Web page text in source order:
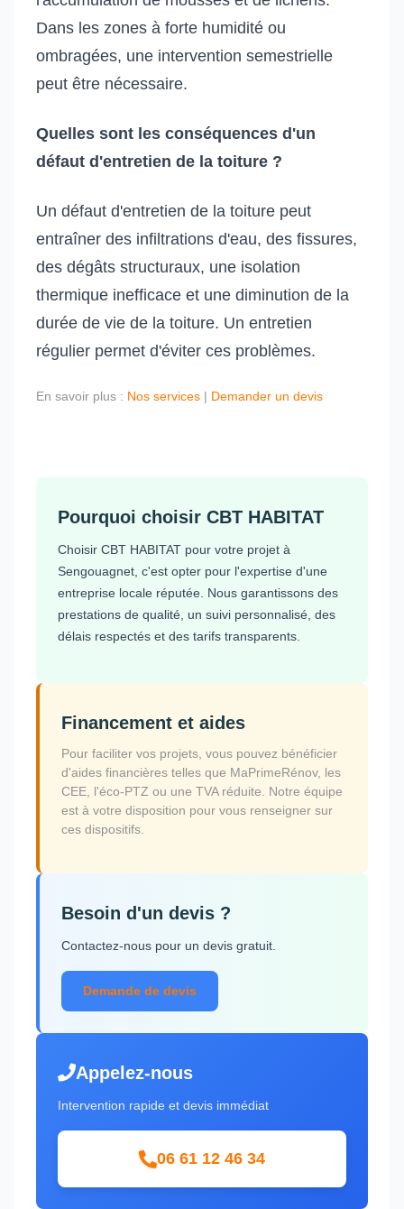
Dans les zones à forte humidité ou
ombragées, une intervention semestrielle
peut être nécessaire.
Quelles sont les conséquences d'un
défaut d'entretien de la toiture ?
Un défaut d'entretien de la toiture peut
entraîner des infiltrations d'eau, des fissures,
des dégâts structuraux, une isolation
thermique inefficace et une diminution de la
durée de vie de la toiture. Un entretien
régulier permet d'éviter ces problèmes.
En savoir plus : Nos services | Demander un devis
Pourquoi choisir CBT HABITAT
Choisir CBT HABITAT pour votre projet à
Sengouagnet, c'est opter pour l'expertise d'une
entreprise locale réputée. Nous garantissons des
prestations de qualité, un suivi personnalisé, des
délais respectés et des tarifs transparents.
Financement et aides
Pour faciliter vos projets, vous pouvez bénéficier
d'aides financières telles que MaPrimeRénov, les
CEE, l'éco-PTZ ou une TVA réduite. Notre équipe
est à votre disposition pour vous renseigner sur
ces dispositifs.
Besoin d'un devis ?
Contactez-nous pour un devis gratuit.
Demande de devis
Appelez-nous
Intervention rapide et devis immédiat
06 61 12 46 34